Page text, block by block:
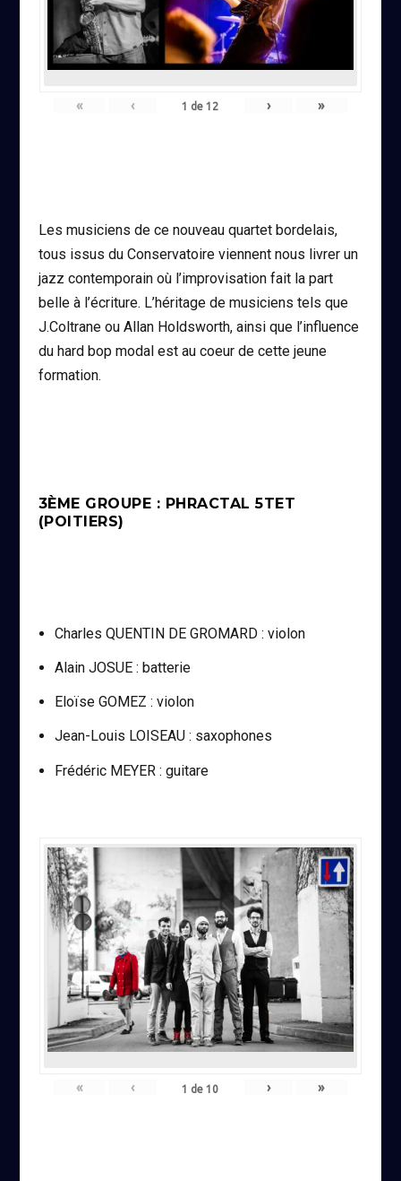
« ‹ 1 de12 › »
Les musiciens de ce nouveau quartet bordelais,
tous issus du Conservatoire viennent nous livrer un
jazz contemporain où l’improvisation fait la part
belle à l’écriture. L’héritage de musiciens tels que
J.Coltrane ou Allan Holdsworth, ainsi que l’influence
du hard bop modal est au coeur de cette jeune
formation.
3ÈME GROUPE : PHRACTAL 5TET
(POITIERS)
Charles QUENTIN DE GROMARD : violon
Alain JOSUE : batterie
Eloïse GOMEZ : violon
Jean-Louis LOISEAU : saxophones
Frédéric MEYER : guitare
« ‹ 1 de10 › »